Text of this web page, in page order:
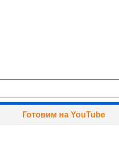
Готовим на YouTube